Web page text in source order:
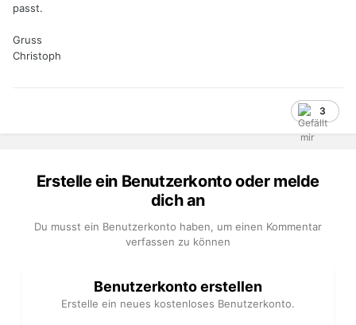
passt.
Gruss
Christoph
3
Erstelle ein Benutzerkonto oder melde
dich an
Du musst ein Benutzerkonto haben, um einen Kommentar
verfassen zu können
Benutzerkonto erstellen
Erstelle ein neues kostenloses Benutzerkonto.